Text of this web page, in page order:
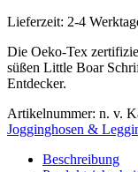
Lieferzeit: 2-4
Die Oeko-Tex
süßen Little Boar
Entdecker.
Artikelnummer: n. v.
Jogginghosen &
Beschreibung